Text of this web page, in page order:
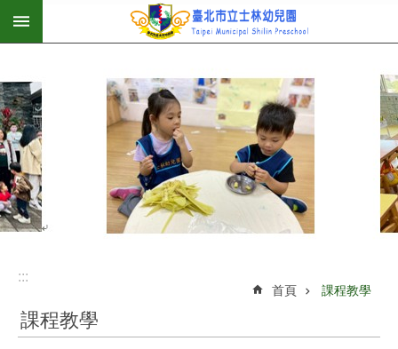
跳到主要內容區塊
:::
首頁 課程教學
課程教學